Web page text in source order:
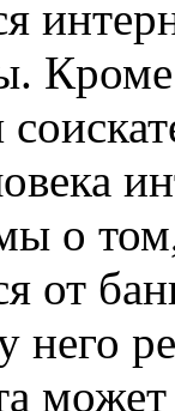
о том,
от
него